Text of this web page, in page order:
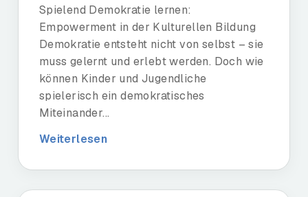
Spielend Demokratie lernen:
Empowerment in der Kulturellen Bildung
Demokratie entsteht nicht von selbst – sie
muss gelernt und erlebt werden. Doch wie
können Kinder und Jugendliche
spielerisch ein demokratisches
Miteinander...
Weiterlesen